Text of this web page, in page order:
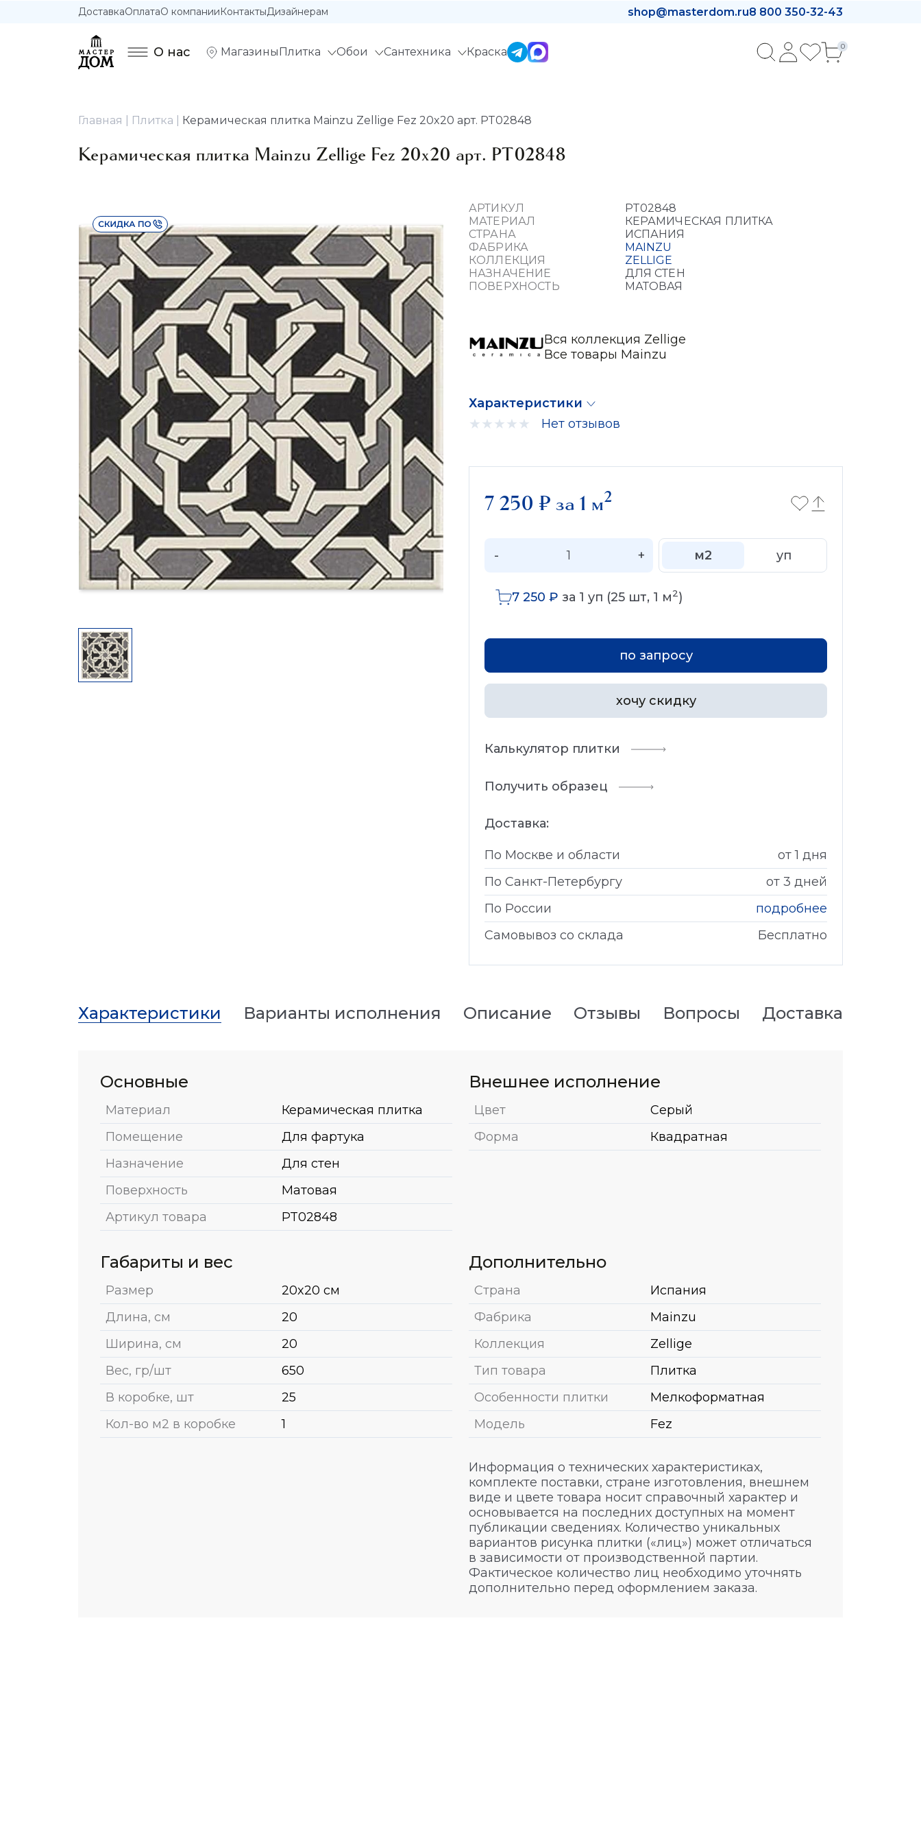
ДоставкаОплатаО компанииКонтактыДизайнерам shop@masterdom.ru8 800 350-32-43
О нас Магазины Плитка Обои Сантехника Краска 0
Главная Плитка Керамическая плитка Mainzu Zellige Fez 20x20 арт. PT02848
Керамическая плитка Mainzu Zellige Fez 20x20 арт. PT02848
АРТИКУЛ
PT02848
МАТЕРИАЛ
КЕРАМИЧЕСКАЯ ПЛИТКА
СТРАНА
ИСПАНИЯ
ФАБРИКА
MAINZU
КОЛЛЕКЦИЯ
ZELLIGE
НАЗНАЧЕНИЕ
ДЛЯ СТЕН
ПОВЕРХНОСТЬ
МАТОВАЯ
Вся коллекция Zellige
Все товары Mainzu
Характеристики
Нет отзывов
7 250 ₽ за 1 м2
- + м2 уп
7 250 ₽ за 1 уп (25 шт, 1 м2)
по запросу
хочу скидку
Калькулятор плитки
Получить образец
Доставка:
По Москве и области
от 1 дня
По Санкт-Петербургу
от 3 дней
По России
подробнее
Самовывоз со склада
Бесплатно
Характеристики Варианты исполнения Описание Отзывы Вопросы Доставка
Основные
Материал
Керамическая плитка
Помещение
Для фартука
Назначение
Для стен
Поверхность
Матовая
Артикул товара
PT02848
Внешнее исполнение
Цвет
Серый
Форма
Квадратная
Габариты и вес
Размер
20x20 см
Длина, см
20
Ширина, см
20
Вес, гр/шт
650
В коробке, шт
25
Кол-во м2 в коробке
1
Дополнительно
Страна
Испания
Фабрика
Mainzu
Коллекция
Zellige
Тип товара
Плитка
Особенности плитки
Мелкоформатная
Модель
Fez
Информация о технических характеристиках,
комплекте поставки, стране изготовления, внешнем
виде и цвете товара носит справочный характер и
основывается на последних доступных на момент
публикации сведениях. Количество уникальных
вариантов рисунка плитки («лиц») может отличаться
в зависимости от производственной партии.
Фактическое количество лиц необходимо уточнять
дополнительно перед оформлением заказа.